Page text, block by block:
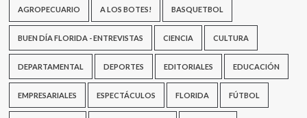
AGROPECUARIO A LOS BOTES! BASQUETBOL
BUEN DÍA FLORIDA - ENTREVISTAS CIENCIA CULTURA
DEPARTAMENTAL DEPORTES EDITORIALES EDUCACIÓN
EMPRESARIALES ESPECTÁCULOS FLORIDA FÚTBOL